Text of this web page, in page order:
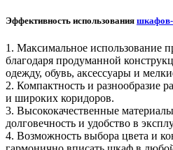
Эффективность использования шкафов-
1. Максимальное использование
благодаря продуманной
одежду, обувь, аксессуары и
2. Компактность и разнообразие
и широких коридоров.
3. Высококачественные
долговечность и удобство в
4. Возможность выбора цвета и